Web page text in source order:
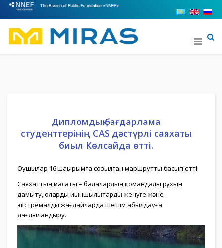
Дипломдық бағдарлама
студенттерінің CAS дәстүрлі саяхаты
биыл Көлсайда өтті.
Оқушылар 16 шақырымға созылған маршрутты басып өтті.
Саяхаттың мақсаты – балалардың командалық рухын
дамыту, оларды қиыншылықтарды жеңуге және
экстремалды жағдайларда шешім қабылдауға
дағдыландыру.